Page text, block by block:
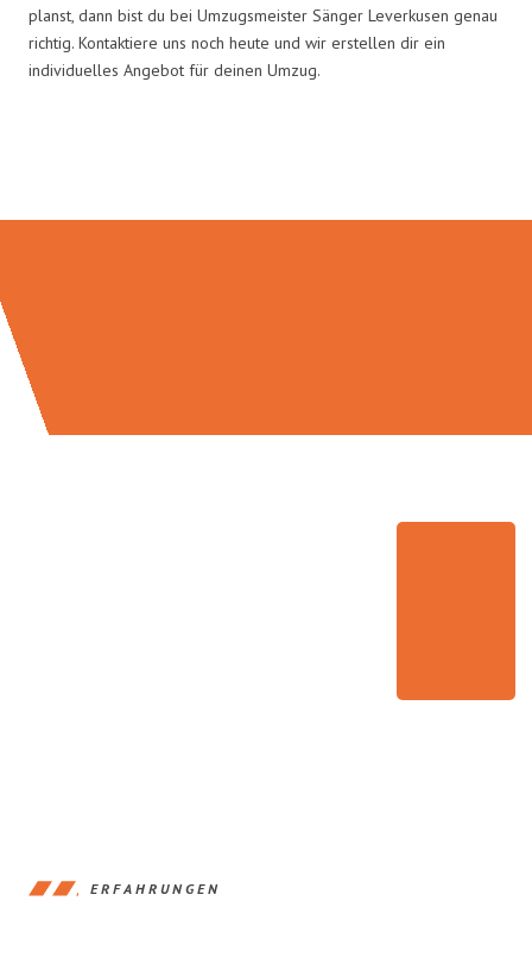
planst, dann bist du bei Umzugsmeister Sänger Leverkusen genau
richtig. Kontaktiere uns noch heute und wir erstellen dir ein
individuelles Angebot für deinen Umzug.
ERFAHRUNGEN